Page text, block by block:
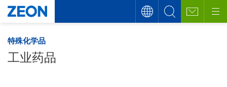
特殊化学品
工业药品